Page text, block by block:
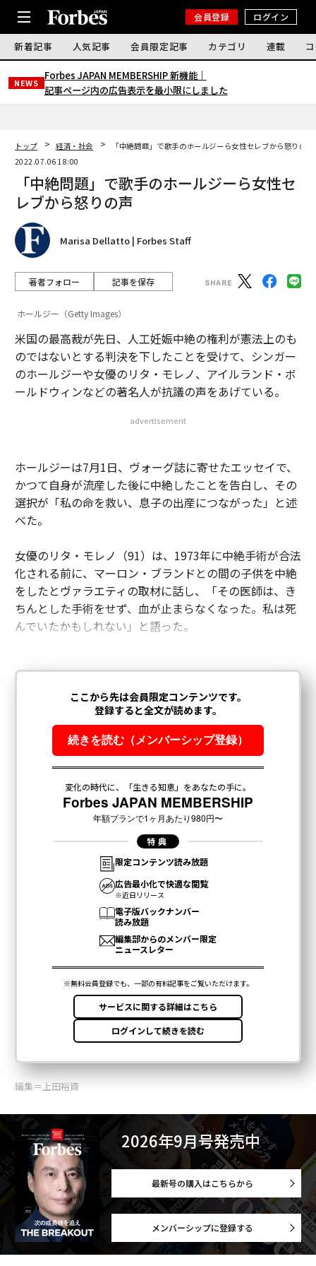
会員登録 ログイン
新着記事 人気記事 会員限定記事 カテゴリ 連載
NEWS
Forbes JAPAN MEMBERSHIP 新機能｜
記事ページ内の広告表示を最小限にしました
トップ 経済・社会
「中絶問題」で歌手のホールジーら女性セレブから怒りの声
2022.07.06 18:00
「中絶問題」で歌手のホールジーら女性セ
レブから怒りの声
Marisa Dellatto | Forbes Staff
著者フォロー 記事を保存
ホールジー（Getty Images）
米国の最高裁が先日、人工妊娠中絶の権利が憲法上のも
のではないとする判決を下したことを受けて、シンガー
のホールジーや女優のリタ・モレノ、アイルランド・ボ
ールドウィンなどの著名人が抗議の声をあげている。
advertisement
ホールジーは7月1日、ヴォーグ誌に寄せたエッセイで、
かつて自身が流産した後に中絶したことを告白し、その
選択が「私の命を救い、息子の出産につながった」と述
べた。
女優のリタ・モレノ（91）は、1973年に中絶手術が合法
化される前に、マーロン・ブランドとの間の子供を中絶
をしたとヴァラエティの取材に話し、「その医師は、き
ちんとした手術をせず、血が止まらなくなった。私は死
んでいたかもしれない」と語った。
編集＝上田裕資
2026年9月号発売中
最新号の購入はこちらから
メンバーシップに登録する